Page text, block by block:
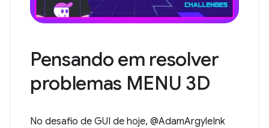
Pensando em resolver
problemas MENU 3D
No desafio de GUI de hoje, @AdamArgyleInk